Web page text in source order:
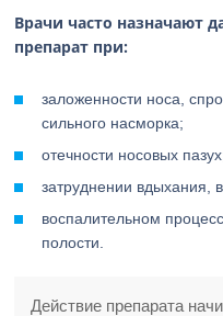
Врачи часто назначают
препарат при:
заложенности носа,
сильного насморка;
отечности носовых
затруднении вдыхания,
воспалительном
полости.
Действие препарата